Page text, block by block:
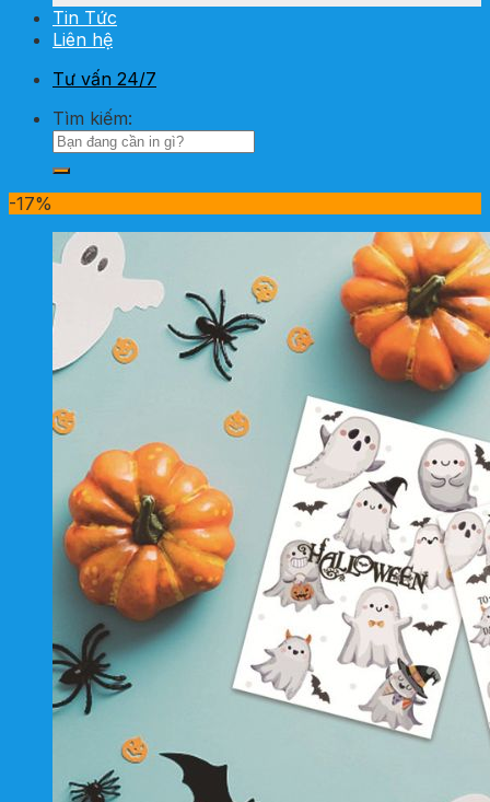
Tin Tức
Liên hệ
Tư vấn 24/7
Tìm kiếm:
-17%